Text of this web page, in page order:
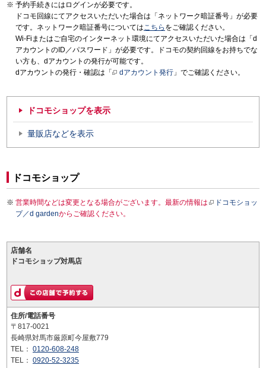
予約手続きにはログインが必要です。
ドコモ回線にてアクセスいただいた場合は「ネットワーク暗証番号」が必要
です。ネットワーク暗証番号についてはこちら をご確認ください。
Wi-Fiまたはご自宅のインターネット環境にてアクセスいただいた場合は「d
アカウントのID／パスワード」が必要です。ドコモの契約回線をお持ちでな
い方も、dアカウントの発行が可能です。
dアカウントの発行・確認は「
dアカウント発行 」でご確認ください。
ドコモショップを表示
量販店などを表示
ドコモショップ
営業時間などは変更となる場合がございます。最新の情報は
ドコモショッ
プ／d gardenからご確認ください。
店舗名
ドコモショップ対馬店
住所/電話番号
〒817-0021
長崎県対馬市厳原町今屋敷779
TEL： 0120-608-248
TEL： 0920-52-3235